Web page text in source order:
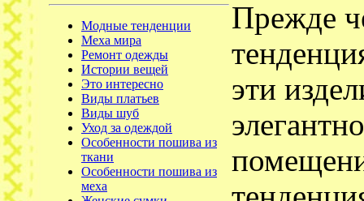
Модные тенденции
Меха мира
Ремонт одежды
Истории вещей
Это интересно
Виды платьев
Виды шуб
Уход за одеждой
Особенности пошива из
ткани
Особенности пошива из
меха
Прежде
эти